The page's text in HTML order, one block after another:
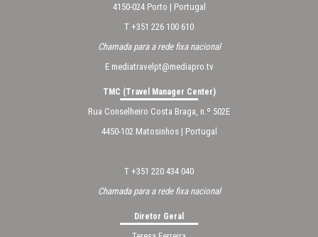
4150-024 Porto | Portugal
T +351 226 100 610
Chamada para a rede fixa nacional
E mediatravelpt@mediapro.tv
TMC (Travel Manager Center)
Rua Conselheiro Costa Braga, n.º 502E
4450-102 Matosinhos | Portugal
T +351 220 434 040
Chamada para a rede fixa nacional
Diretor Geral